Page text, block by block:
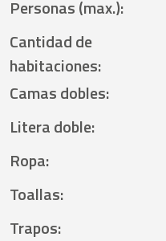
Personas (max.):
Cantidad de
habitaciones:
Camas dobles:
Litera doble:
Ropa:
Toallas:
Trapos: